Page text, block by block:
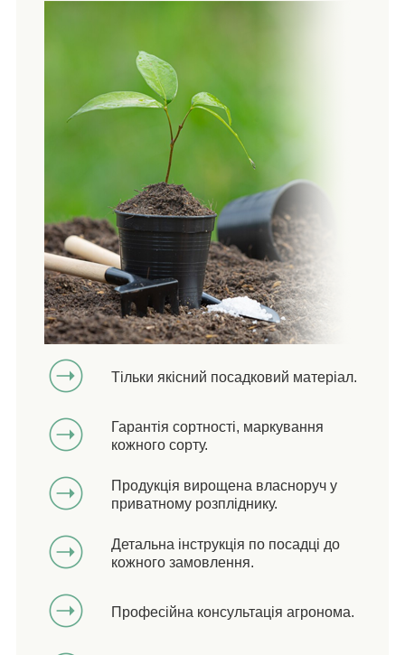
Тільки якісний посадковий матеріал.
Гарантія сортності, маркування
кожного сорту.
Продукція вирощена власноруч у
приватному розпліднику.
Детальна інструкція по посадці до
кожного замовлення.
Професійна консультація агронома.